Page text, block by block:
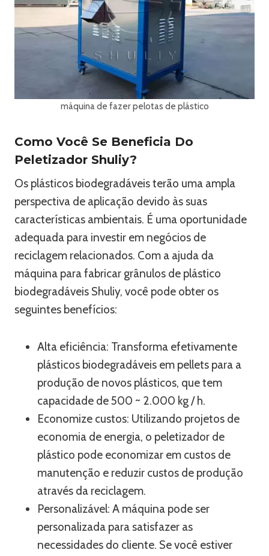
máquina de fazer pelotas de plástico
Como Você Se Beneficia Do
Peletizador Shuliy?
Os plásticos biodegradáveis ​​terão uma ampla
perspectiva de aplicação devido às suas
características ambientais. É uma oportunidade
adequada para investir em negócios de
reciclagem relacionados. Com a ajuda da
máquina para fabricar grânulos de plástico
biodegradáveis ​​Shuliy, você pode obter os
seguintes benefícios:
Alta eficiência: Transforma efetivamente
plásticos biodegradáveis ​​​​em pellets para a
produção de novos plásticos, que tem
capacidade de 500 ~ 2.000 kg / h.
Economize custos: Utilizando projetos de
economia de energia, o peletizador de
plástico pode economizar em custos de
manutenção e reduzir custos de produção
através da reciclagem.
Personalizável: A máquina pode ser
personalizada para satisfazer as
necessidades do cliente. Se você estiver